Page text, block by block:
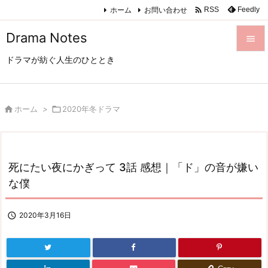
Drama Notes
ドラマが紡ぐ人生のひととき

次へ
検索
ホーム お問い合わせ  RSS Feedly
 ホーム > 2020年冬ドラマ
死にたい夜にかぎって 3話 感想｜「ド」の音が嫌い
な僕
 2020年3月16日